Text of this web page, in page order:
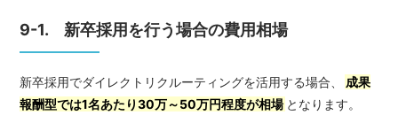
9-1. 新卒採用を行う場合の費用相場
新卒採用でダイレクトリクルーティングを活用する場合、
成果
報酬型では1名あたり30万～50万円程度が相場 となります。